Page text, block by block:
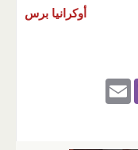
أوكرانيا برس
Vi